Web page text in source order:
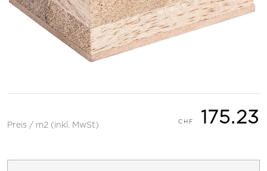
Preis / m2 (inkl. MwSt) 175.23